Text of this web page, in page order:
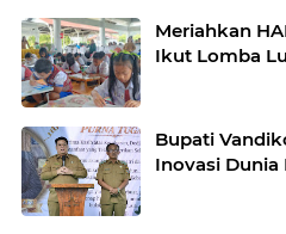
Meriahkan
Ikut Lomba
Bupati
Inovasi Dunia